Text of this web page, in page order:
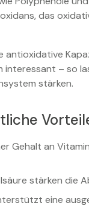
das
antioxidative
– so
stärken.
Gehalt an
stärken die
eine